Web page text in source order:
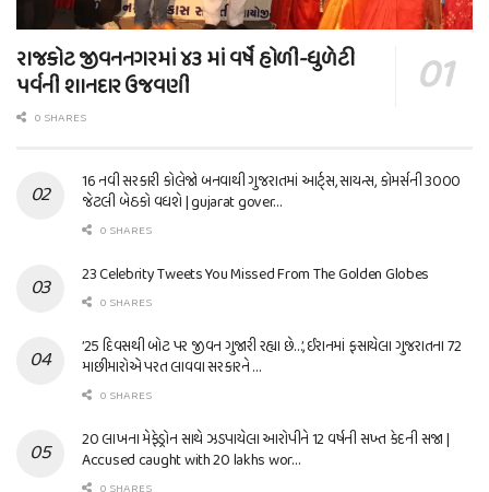
રાજકોટ જીવનનગરમાં ૪૩ માં વર્ષે હોળી-ધુળેટી
પર્વની શાનદાર ઉજવણી
0 SHARES
16 નવી સરકારી કોલેજો બનવાથી ગુજરાતમાં આર્ટ્સ, સાયન્સ, કોમર્સની 3000
જેટલી બેઠકો વધશે | gujarat gover…
0 SHARES
23 Celebrity Tweets You Missed From The Golden Globes
0 SHARES
’25 દિવસથી બોટ પર જીવન ગુજારી રહ્યા છે…’, ઈરાનમાં ફસાયેલા ગુજરાતના 72
માછીમારોએ પરત લાવવા સરકારને …
0 SHARES
20 લાખના મેફેડ્રોન સાથે ઝડપાયેલા આરોપીને 12 વર્ષની સખ્ત કેદની સજા |
Accused caught with 20 lakhs wor…